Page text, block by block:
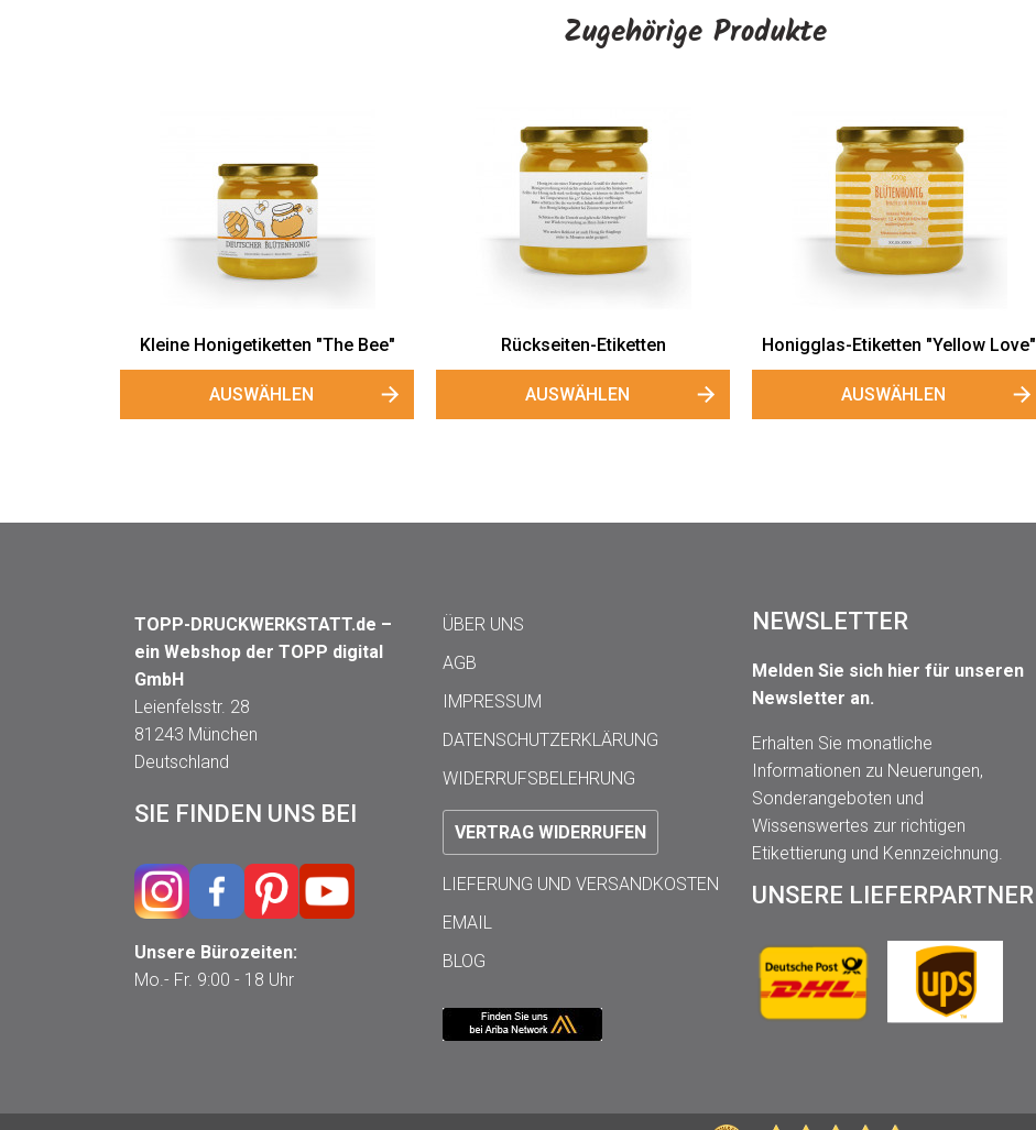
Zugehörige Produkte
Kleine Honigetiketten "The Bee"
AUSWÄHLEN
Rückseiten-Etiketten
AUSWÄHLEN
Honigglas-Etiketten "Yellow Love"
AUSWÄHLEN
TOPP-DRUCKWERKSTATT.de –
ein Webshop der TOPP digital
GmbH
Leienfelsstr. 28
81243 München
Deutschland
SIE FINDEN UNS BEI
Unsere Bürozeiten:
Mo.- Fr. 9:00 - 18 Uhr
ÜBER UNS
AGB
IMPRESSUM
DATENSCHUTZERKLÄRUNG
WIDERRUFSBELEHRUNG
VERTRAG WIDERRUFEN
LIEFERUNG UND VERSANDKOSTEN
EMAIL
BLOG
NEWSLETTER
Melden Sie sich hier für unseren
Newsletter an.
Erhalten Sie monatliche
Informationen zu Neuerungen,
Sonderangeboten und
Wissenswertes zur richtigen
Etikettierung und Kennzeichnung.
UNSERE LIEFERPARTNER